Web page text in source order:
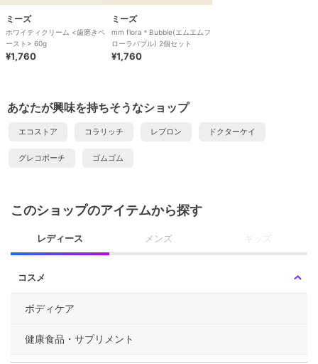
ミーズ
ホワイティクリーム <歯磨きペ
ースト> 60g
¥1,760
ミーズ
mm flora＊Bubble(エムエムフ
ローラバブル) 2個セット
¥1,760
あなたが興味を持ちそうなショップ
エコストア コラリッチ レブロン ドクターケイ
グレコポーチ ゴムゴム
このショップのアイテムから探す
レディース メンズ キッズ
コスメ
ボディケア
健康食品・サプリメント